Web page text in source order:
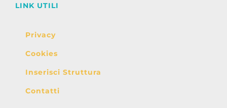
LINK UTILI
Privacy
Cookies
Inserisci Struttura
Contatti